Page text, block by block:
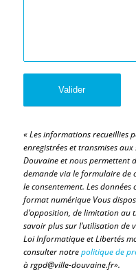
« Les informations recueillies
enregistrées et transmises
Douvaine et nous permettent
demande via le formulaire de
le consentement. Les données
format numérique Vous
d’opposition, de limitation au
savoir plus sur l’utilisation de
Loi Informatique et Libertés
consulter notrepolitique de
à rgpd@ville-douvaine.fr».